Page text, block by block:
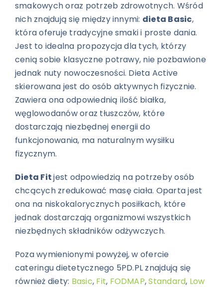
smakowych oraz potrzeb zdrowotnych. Wśród
nich znajdują się między innymi: dieta Basic,
która oferuje tradycyjne smaki i proste dania.
Jest to idealna propozycja dla tych, którzy
cenią sobie klasyczne potrawy, nie pozbawione
jednak nuty nowoczesności. Dieta Active
skierowana jest do osób aktywnych fizycznie.
Zawiera ona odpowiednią ilość białka,
węglowodanów oraz tłuszczów, które
dostarczają niezbędnej energii do
funkcjonowania, ma naturalnym wysiłku
fizycznym.
Dieta Fitjest odpowiedzią na potrzeby osób
chcących zredukować masę ciała. Oparta jest
ona na niskokalorycznych posiłkach, które
jednak dostarczają organizmowi wszystkich
niezbędnych składników odżywczych.
Poza wymienionymi powyżej, w ofercie
cateringu dietetycznego 5PD.PL znajdują się
również diety: Basic, Fit, FODMAP,Standard, Low